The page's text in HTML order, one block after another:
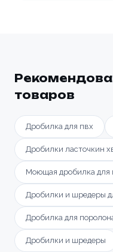
товаров
Дробилка для пвх
Дробилки ласточкин
Моющая дробилка для
Дробилки и шредеры
Дробилка для
Дробилки и шредеры